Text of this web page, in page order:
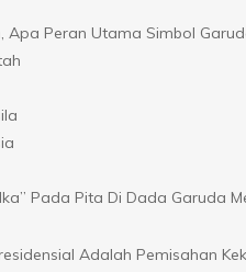
Peran Utama Simbol
Pada Pita Di Dada Garuda
Adalah Pemisahan